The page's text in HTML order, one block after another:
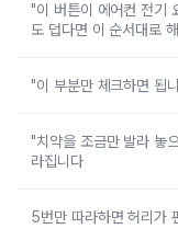
"이 버튼이 에어컨 전기
도 덥다면 이 순서대로
"이 부분만 체크하면 됩
"치약을 조금만 발라 놓
라집니다
5번만 따라하면 허리가